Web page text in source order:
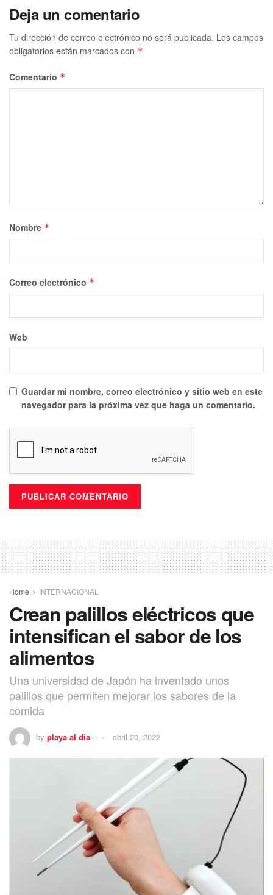
Deja un comentario
Tu dirección de correo electrónico no será publicada. Los campos
obligatorios están marcados con *
Comentario *
Nombre *
Correo electrónico *
Web
Guardar mi nombre, correo electrónico y sitio web en este
navegador para la próxima vez que haga un comentario.
Home INTERNACIONAL
Crean palillos eléctricos que
intensifican el sabor de los
alimentos
Una universidad de Japón ha inventado unos
palillos que permiten mejorar los sabores de la
comida
by playa al dia abril 20, 2022